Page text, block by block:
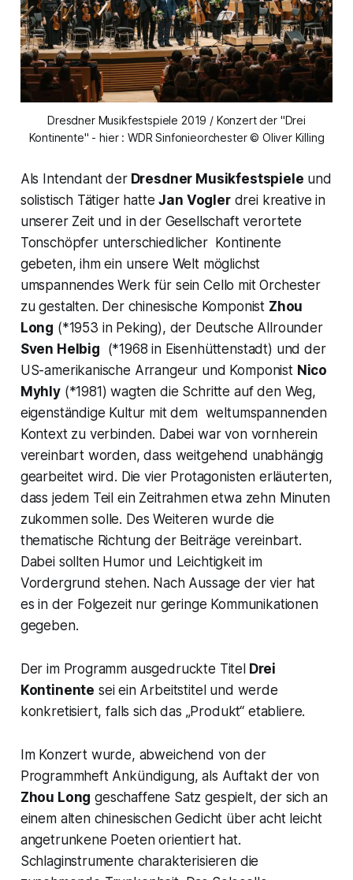
Dresdner Musikfestspiele 2019 / Konzert der "Drei
Kontinente" - hier : WDR Sinfonieorchester © Oliver Killing
Als Intendant derDresdner Musikfestspiele und
solistisch Tätiger hatteJan Voglerdrei kreative in
unserer Zeit und in der Gesellschaft verortete
Tonschöpfer unterschiedlicher Kontinente
gebeten, ihm ein unsere Welt möglichst
umspannendes Werk für sein Cello mit Orchester
zu gestalten. Der chinesische Komponist Zhou
Long (*1953 in Peking), der Deutsche Allrounder
Sven Helbig (*1968 in Eisenhüttenstadt) und der
US-amerikanische Arrangeur und Komponist Nico
Myhly(*1981) wagten die Schritte auf den Weg,
eigenständige Kultur mit dem weltumspannenden
Kontext zu verbinden. Dabei war von vornherein
vereinbart worden, dass weitgehend unabhängig
gearbeitet wird. Die vier Protagonisten erläuterten,
dass jedem Teil ein Zeitrahmen etwa zehn Minuten
zukommen solle. Des Weiteren wurde die
thematische Richtung der Beiträge vereinbart.
Dabei sollten Humor und Leichtigkeit im
Vordergrund stehen. Nach Aussage der vier hat
es in der Folgezeit nur geringe Kommunikationen
gegeben.
Der im Programm ausgedruckte TitelDrei
Kontinente sei ein Arbeitstitel und werde
konkretisiert, falls sich das „Produkt“ etabliere.
Im Konzert wurde, abweichend von der
Programmheft Ankündigung, als Auftakt der von
Zhou Long geschaffene Satz gespielt, der sich an
einem alten chinesischen Gedicht über acht leicht
angetrunkene Poeten orientiert hat.
Schlaginstrumente charakterisieren die